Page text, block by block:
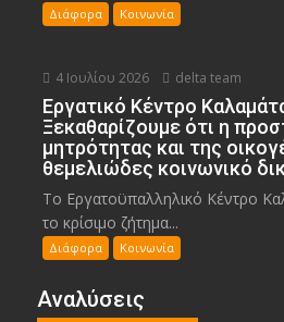
Διάφορα Κοινωνία
4 Ιουλίου 2026 delta team
Εργατικό Κέντρο
Ξεκαθαρίζουμε ότι η
μητρότητας και της
θεμελιώδες κοινωνικό
Το Εργατοϋπαλληλικό Κέντρο
το κρίσιμο ζήτημα...
Διάφορα Κοινωνία
Αναλύσεις